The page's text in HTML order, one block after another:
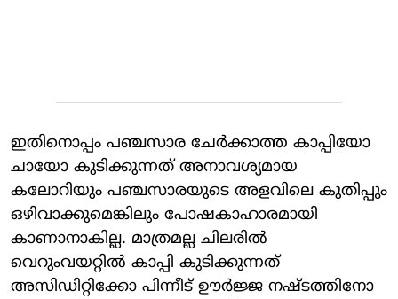
ഇതിനൊപ്പം പഞ്ചസാര ചേർക്കാത്ത കാപ്പിയോ
ചായോ കുടിക്കുന്നത് അനാവശ്യമായ
കലോറിയും പഞ്ചസാരയുടെ അളവിലെ കുതിപ്പും
ഒഴിവാക്കുമെങ്കിലും പോഷകാഹാരമായി
കാണാനാകില്ല. മാത്രമല്ല ചിലരിൽ
വെറുംവയറ്റിൽ കാപ്പി കുടിക്കുന്നത്
അസിഡിറ്റിക്കോ പിന്നീട് ഊർജ്ജ നഷ്ടത്തിനോ